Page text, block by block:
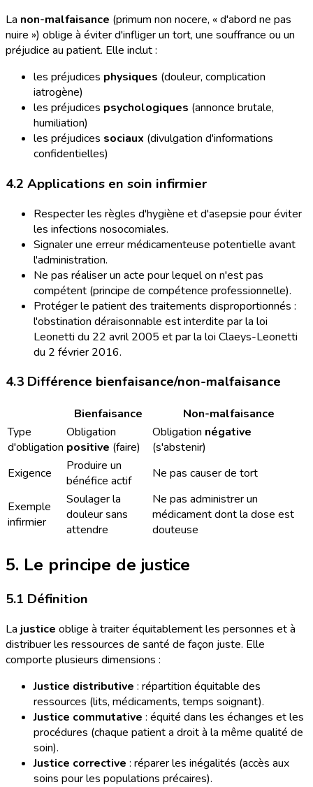
La non-malfaisance (primum non nocere, « d'abord ne pas
nuire ») oblige à éviter d'infliger un tort, une souffrance ou un
préjudice au patient. Elle inclut :
les préjudices physiques (douleur, complication
iatrogène)
les préjudices psychologiques (annonce brutale,
humiliation)
les préjudices sociaux (divulgation d'informations
confidentielles)
4.2 Applications en soin infirmier
Respecter les règles d'hygiène et d'asepsie pour éviter
les infections nosocomiales.
Signaler une erreur médicamenteuse potentielle avant
l'administration.
Ne pas réaliser un acte pour lequel on n'est pas
compétent (principe de compétence professionnelle).
Protéger le patient des traitements disproportionnés :
l'obstination déraisonnable est interdite par la loi
Leonetti du 22 avril 2005 et par la loi Claeys-Leonetti
du 2 février 2016.
4.3 Différence bienfaisance/non-malfaisance
Bienfaisance
Non-malfaisance
Type
d'obligation
Obligation
positive (faire)
Obligation négative
(s'abstenir)
Exigence
Produire un
bénéfice actif
Ne pas causer de tort
Exemple
infirmier
Soulager la
douleur sans
attendre
Ne pas administrer un
médicament dont la dose est
douteuse
5. Le principe de justice
5.1 Définition
La justice oblige à traiter équitablement les personnes et à
distribuer les ressources de santé de façon juste. Elle
comporte plusieurs dimensions :
Justice distributive : répartition équitable des
ressources (lits, médicaments, temps soignant).
Justice commutative : équité dans les échanges et les
procédures (chaque patient a droit à la même qualité de
soin).
Justice corrective : réparer les inégalités (accès aux
soins pour les populations précaires).